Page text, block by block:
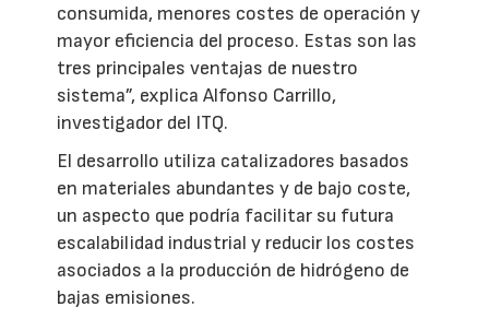
consumida, menores costes de operación y
mayor eficiencia del proceso. Estas son las
tres principales ventajas de nuestro
sistema”, explica Alfonso Carrillo,
investigador del ITQ.
El desarrollo utiliza catalizadores basados
en materiales abundantes y de bajo coste,
un aspecto que podría facilitar su futura
escalabilidad industrial y reducir los costes
asociados a la producción de hidrógeno de
bajas emisiones.